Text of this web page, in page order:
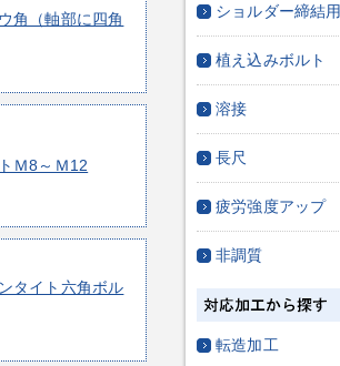
角（軸部に四角
Ｍ8～Ｍ12
タイト六角ボル
ショルダー締結用
植え込みボルト
溶接
長尺
疲労強度アップ
非調質
転造加工